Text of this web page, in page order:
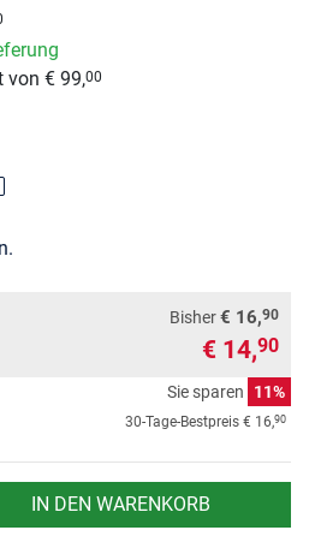
von € 99,00
Bisher€ 16,90
€ 14,90
Sie sparen 11%
30-Tage-Bestpreis € 16,90
IN DEN WARENKORB